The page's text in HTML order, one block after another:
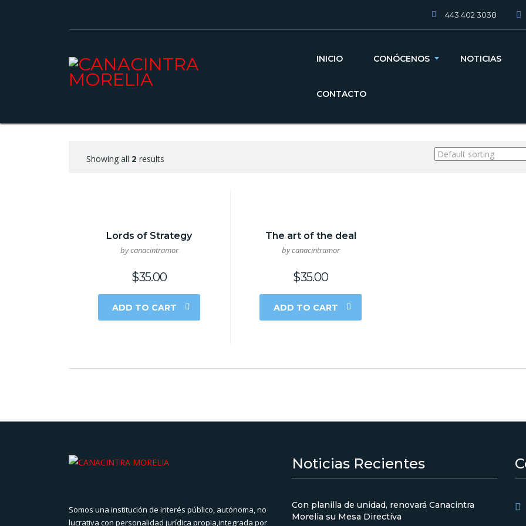
443 402 3038
INICIO CONÓCENOS NOTICIAS
CONTACTO
Showing all 2 results
Lords of Strategy
by canacintramor
$35.00
ADD TO CART
The art of the deal
by canacintramor
$35.00
ADD TO CART
Somos una institución de interés público, autónoma, no
lucrativa con personalidad jurídica propia,integrada por
Noticias Recientes
Con planilla de unidad, renovará Canacintra
Morelia su Mesa Directiva